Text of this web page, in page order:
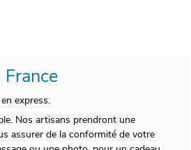
express.
Nos artisans prendront une
assurer de la conformité de votre